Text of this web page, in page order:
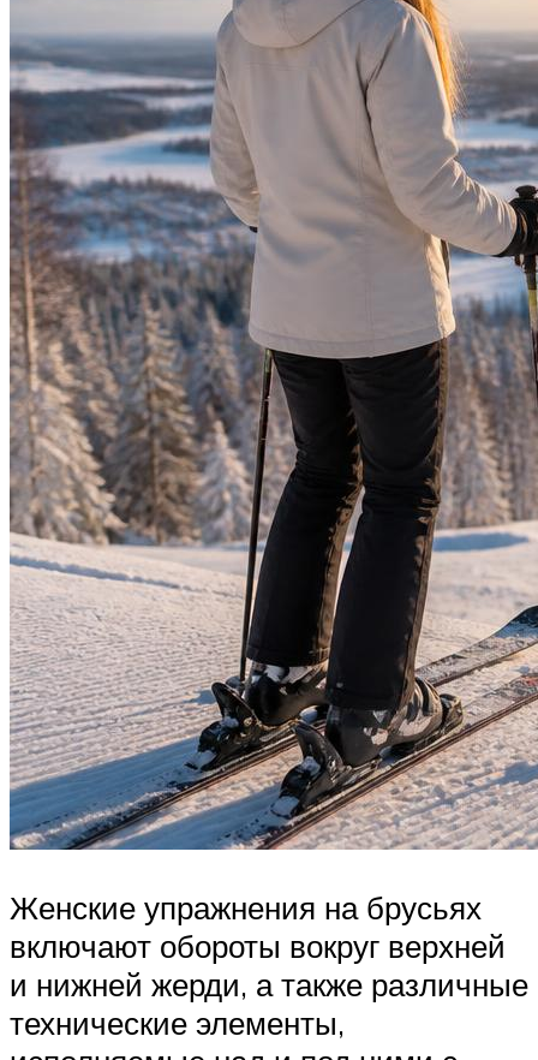
Женские упражнения на брусьях
включают обороты вокруг верхней
и нижней жерди, а также различные
технические элементы,